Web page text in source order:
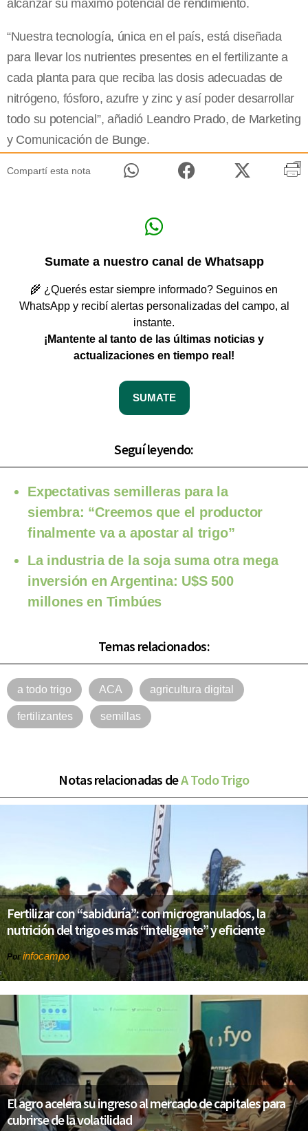
alcanzar su máximo potencial de rendimiento.
“Nuestra tecnología, única en el país, está diseñada
para llevar los nutrientes presentes en el fertilizante a
cada planta para que reciba las dosis adecuadas de
nitrógeno, fósforo, azufre y zinc y así poder desarrollar
todo su potencial”, añadió Leandro Prado, de Marketing
y Comunicación de Bunge.
Compartí esta nota
Sumate a nuestro canal de Whatsapp
🌾 ¿Querés estar siempre informado? Seguinos en
WhatsApp y recibí alertas personalizadas del campo, al
instante.
¡Mantente al tanto de las últimas noticias y
actualizaciones en tiempo real!
SUMATE
Seguí leyendo:
Expectativas semilleras para la
siembra: “Creemos que el productor
finalmente va a apostar al trigo”
La industria de la soja suma otra mega
inversión en Argentina: U$S 500
millones en Timbúes
Temas relacionados:
a todo trigo ACA agricultura digital
fertilizantes semillas
Notas relacionadas deA Todo Trigo
Fertilizar con “sabiduría”: con microgranulados, la
nutrición del trigo es más “inteligente” y eficiente
Porinfocampo
El agro acelera su ingreso al mercado de capitales para
cubrirse de la volatilidad